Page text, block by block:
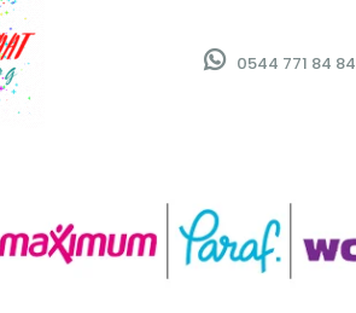
0544 771 84 84